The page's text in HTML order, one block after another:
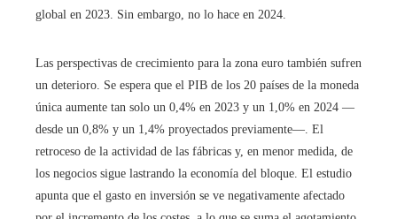
global en 2023. Sin embargo, no lo hace en 2024.
Las perspectivas de crecimiento para la zona euro también sufren
un deterioro. Se espera que el PIB de los 20 países de la moneda
única aumente tan solo un 0,4% en 2023 y un 1,0% en 2024 —
desde un 0,8% y un 1,4% proyectados previamente—. El
retroceso de la actividad de las fábricas y, en menor medida, de
los negocios sigue lastrando la economía del bloque. El estudio
apunta que el gasto en inversión se ve negativamente afectado